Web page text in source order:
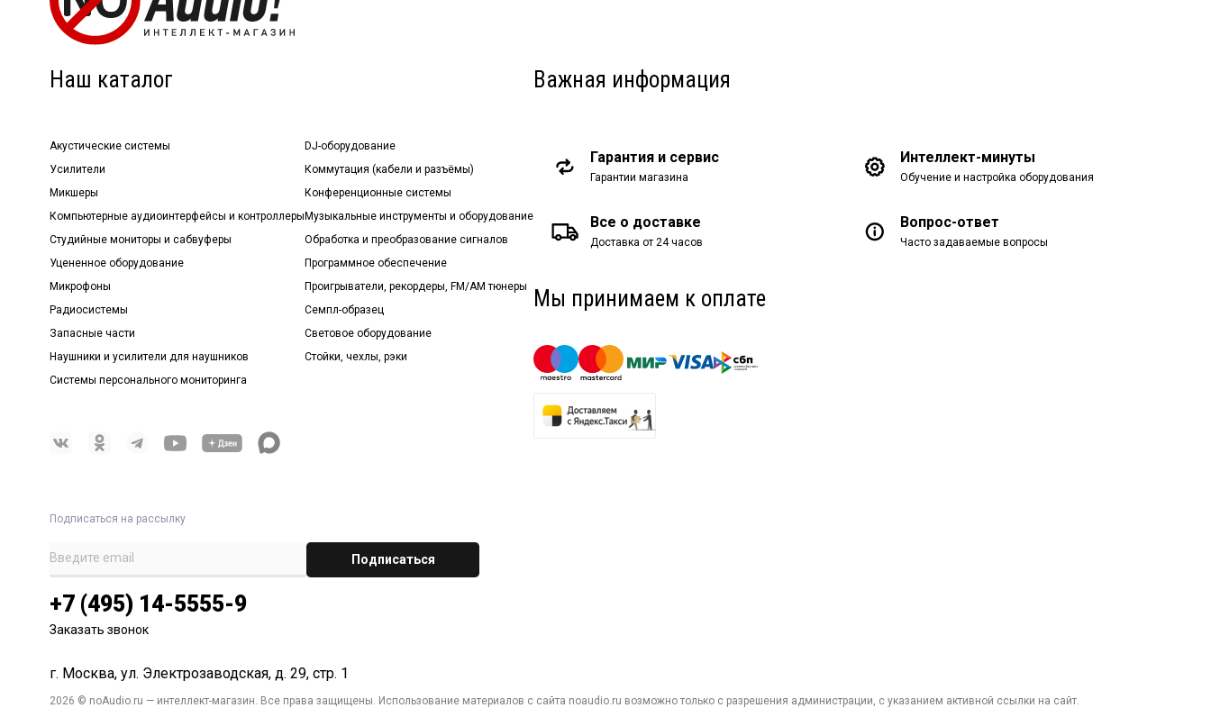
Наш каталог
Акустические системы
Усилители
Микшеры
Компьютерные аудиоинтерфейсы и контроллеры
Студийные мониторы и сабвуферы
Уцененное оборудование
Микрофоны
Радиосистемы
Запасные части
Наушники и усилители для наушников
Системы персонального мониторинга
DJ-оборудование
Коммутация (кабели и разъёмы)
Конференционные системы
Музыкальные инструменты и оборудование
Обработка и преобразование сигналов
Программное обеспечение
Проигрыватели, рекордеры, FM/AM тюнеры
Семпл-образец
Световое оборудование
Стойки, чехлы, рэки
Подписаться на рассылку
+7 (495) 14-5555-9
Заказать звонок
г. Москва, ул. Электрозаводская, д. 29, стр. 1
Важная информация
Гарантия и сервис
Гарантии магазина
Интеллект-минуты
Обучение и настройка оборудования
Все о доставке
Доставка от 24 часов
Вопрос-ответ
Часто задаваемые вопросы
Мы принимаем к оплате
2026 © noAudio.ru — интеллект-магазин. Все права защищены. Использование материалов с сайта noaudio.ru возможно только с разрешения администрации, с указанием активной ссылки на сайт.